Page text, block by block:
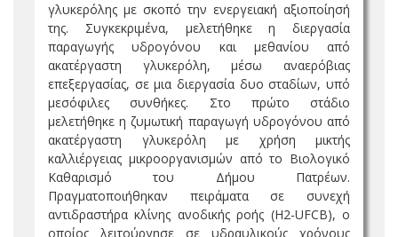
γλυκερόλης με σκοπό την ενεργειακή αξιοποίησή
της. Συγκεκριμένα, μελετήθηκε η διεργασία
παραγωγής υδρογόνου και μεθανίου από
ακατέργαστη γλυκερόλη, μέσω αναερόβιας
επεξεργασίας, σε μια διεργασία δυο σταδίων, υπό
μεσόφιλες συνθήκες. Στο πρώτο στάδιο
μελετήθηκε η ζυμωτική παραγωγή υδρογόνου από
ακατέργαστη γλυκερόλη με χρήση μικτής
καλλιέργειας μικροοργανισμών από το Βιολογικό
Καθαρισμό του Δήμου Πατρέων.
Πραγματοποιήθηκαν πειράματα σε συνεχή
αντιδραστήρα κλίνης ανοδικής ροής (H2-UFCB), ο
οποίος λειτούργησε σε υδραυλικούς χρόνους